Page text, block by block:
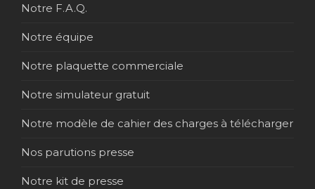
Notre F.A.Q.
Notre équipe
Notre plaquette commerciale
Notre simulateur gratuit
Notre modèle de cahier des charges à télécharger
Nos parutions presse
Notre kit de presse